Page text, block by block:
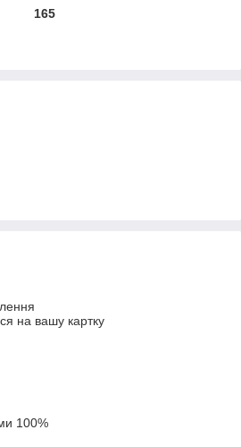
165
на вашу картку
100%